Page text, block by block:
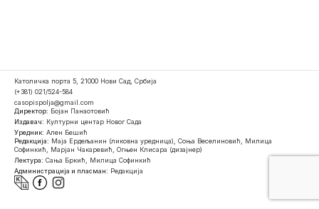
Католичка порта 5, 21000 Нови Сад, Србија
(+381) 021/524-584
casopispolja@gmail.com
Директор: Бојан Панаотовић
Издавач: Културни центар Новог Сада
Уредник: Ален Бешић
Редакција: Маја Ердељанин (ликовна уредница), Соња Веселиновић, Милица
Софинкић, Марјан Чакаревић, Огњен Клисара (дизајнер)
Лектура: Сања Бркић, Милица Софинкић
Администрација и пласман: Редакција